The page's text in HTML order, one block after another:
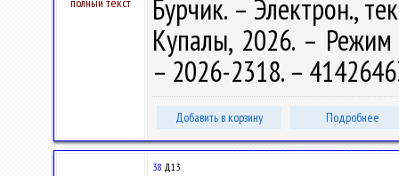
Бурчик. – Электрон.,
Купалы, 2026. –
– 2026-2318. –
Добавить в корзину Подробнее
38 Д13